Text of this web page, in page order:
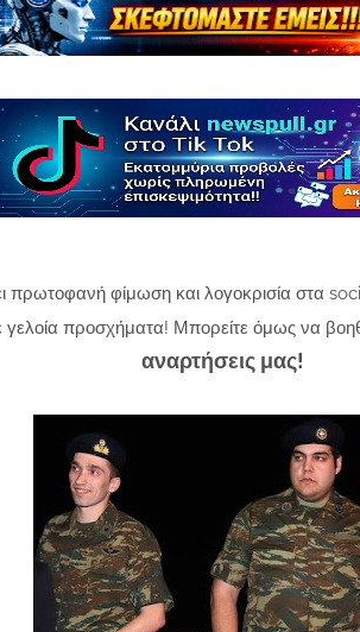
πρωτοφανή φίμωση και λογοκρισία στα
γελοία προσχήματα! Μπορείτε όμως να
αναρτήσεις μας!